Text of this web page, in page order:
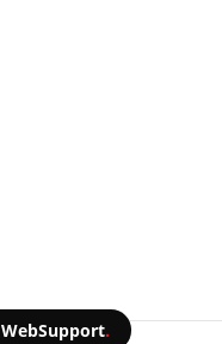
WebSupport.